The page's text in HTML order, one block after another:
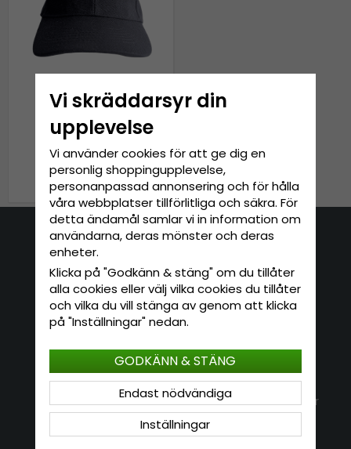
Keps - Gårda Tree
299 kr
E-mail: info@hatshop.se
Tel: 031-320 22 00
Kontakt
Jag vill göra en retur
Köpvillkor
Logga in
Om Hatshop.se
Populära sökningar
Vi skräddarsyr din
upplevelse
Vi använder cookies för att ge dig en
personlig shoppingupplevelse,
personanpassad annonsering och för hålla
våra webbplatser tillförlitliga och säkra. För
detta ändamål samlar vi in information om
användarna, deras mönster och deras
enheter.
Klicka på "Godkänn & stäng" om du tillåter
alla cookies eller välj vilka cookies du tillåter
och vilka du vill stänga av genom att klicka
på "Inställningar" nedan.
Inställningar
Endast nödvändiga
GODKÄNN & STÄNG